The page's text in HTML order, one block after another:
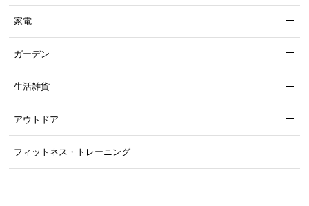
家電
ガーデン
生活雑貨
アウトドア
フィットネス・トレーニング